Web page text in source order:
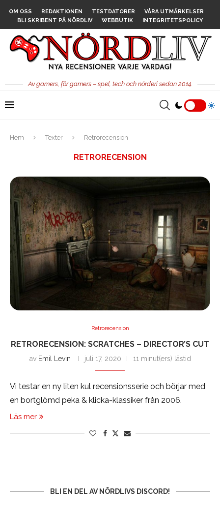
OM OSS REDAKTIONEN TESTDATORER
VÅRA UTMÄRKELSER
BLI SKRIBENT PÅ NÖRDLIV
WEBBUTIK INTEGRITETSPOLICY
Av gamers, för gamers – spel, tech och nörderi sedan 2014.
Hem Texter Retrorecension
RETRORECENSION
Retrorecension
RETRORECENSION: SCRATCHES – DIRECTOR’S CUT
av Emil Levin juli 17, 2020 11 minut(ers) lästid
Vi testar en ny liten kul recensionsserie och börjar med
en bortglömd peka & klicka-klassiker från 2006.
Läs mer
BLI EN DEL AV NÖRDLIVS DISCORD!